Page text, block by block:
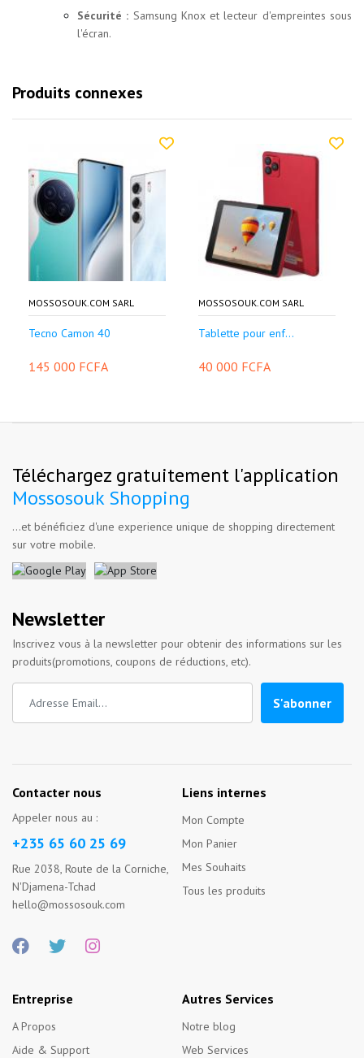
Sécurité : Samsung Knox et lecteur d'empreintes sous
l'écran.
Produits connexes
MOSSOSOUK.COM SARL
Tecno Camon 40
145 000 FCFA
MOSSOSOUK.COM SARL
Tablette pour enf...
40 000 FCFA
Téléchargez gratuitement l'application
Mossosouk Shopping
...et bénéficiez d'une experience unique de shopping directement
sur votre mobile.
Newsletter
Inscrivez vous à la newsletter pour obtenir des informations sur les
produits(promotions, coupons de réductions, etc).
S'abonner
Contacter nous
Appeler nous au :
+235 65 60 25 69
Rue 2038, Route de la Corniche,
N'Djamena-Tchad
hello@mossosouk.com
Liens internes
Mon Compte
Mon Panier
Mes Souhaits
Tous les produits
Entreprise
A Propos
Aide & Support
Autres Services
Notre blog
Web Services